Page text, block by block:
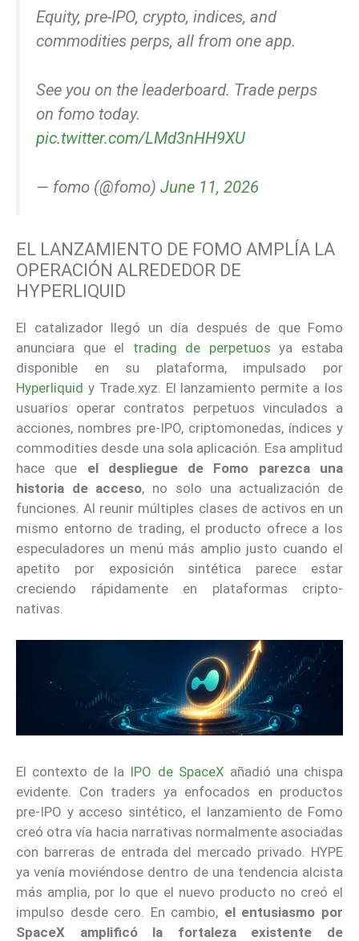
Equity, pre-IPO, crypto, indices, and
commodities perps, all from one app.
See you on the leaderboard. Trade perps
on fomo today.
pic.twitter.com/LMd3nHH9XU
— fomo (@fomo) June 11, 2026
EL LANZAMIENTO DE FOMO AMPLÍA LA
OPERACIÓN ALREDEDOR DE
HYPERLIQUID
El catalizador llegó un día después de que Fomo
anunciara que el trading de perpetuos ya estaba
disponible en su plataforma, impulsado por
Hyperliquid y Trade.xyz. El lanzamiento permite a los
usuarios operar contratos perpetuos vinculados a
acciones, nombres pre-IPO, criptomonedas, índices y
commodities desde una sola aplicación. Esa amplitud
hace que el despliegue de Fomo parezca una
historia de acceso, no solo una actualización de
funciones. Al reunir múltiples clases de activos en un
mismo entorno de trading, el producto ofrece a los
especuladores un menú más amplio justo cuando el
apetito por exposición sintética parece estar
creciendo rápidamente en plataformas cripto-
nativas.
El contexto de la IPO de SpaceX añadió una chispa
evidente. Con traders ya enfocados en productos
pre-IPO y acceso sintético, el lanzamiento de Fomo
creó otra vía hacia narrativas normalmente asociadas
con barreras de entrada del mercado privado. HYPE
ya venía moviéndose dentro de una tendencia alcista
más amplia, por lo que el nuevo producto no creó el
impulso desde cero. En cambio, el entusiasmo por
SpaceX amplificó la fortaleza existente de